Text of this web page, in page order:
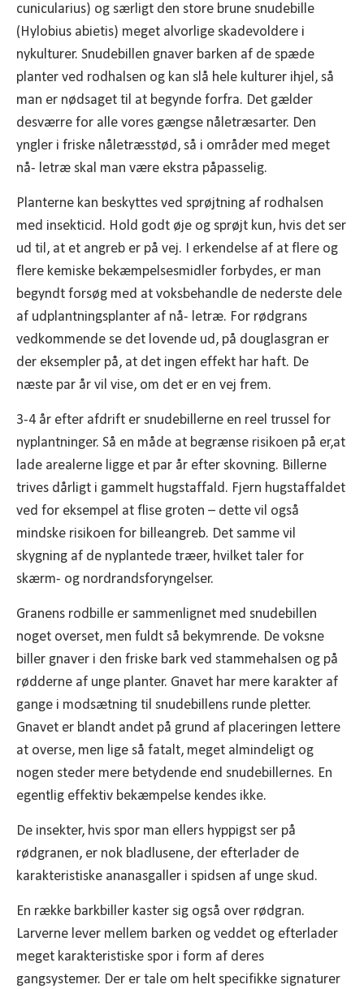
cunicularius) og særligt den store brune snudebille
(Hylobius abietis) meget alvorlige skadevoldere i
nykulturer. Snudebillen gnaver barken af de spæde
planter ved rodhalsen og kan slå hele kulturer ihjel, så
man er nødsaget til at begynde forfra. Det gælder
desværre for alle vores gængse nåletræsarter. Den
yngler i friske nåletræsstød, så i områder med meget
nå- letræ skal man være ekstra påpasselig.
Planterne kan beskyttes ved sprøjtning af rodhalsen
med insekticid. Hold godt øje og sprøjt kun, hvis det ser
ud til, at et angreb er på vej. I erkendelse af at flere og
flere kemiske bekæmpelsesmidler forbydes, er man
begyndt forsøg med at voksbehandle de nederste dele
af udplantningsplanter af nå- letræ. For rødgrans
vedkommende se det lovende ud, på douglasgran er
der eksempler på, at det ingen effekt har haft. De
næste par år vil vise, om det er en vej frem.
3-4 år efter afdrift er snudebillerne en reel trussel for
nyplantninger. Så en måde at begrænse risikoen på er,at
lade arealerne ligge et par år efter skovning. Billerne
trives dårligt i gammelt hugstaffald. Fjern hugstaffaldet
ved for eksempel at flise groten – dette vil også
mindske risikoen for billeangreb. Det samme vil
skygning af de nyplantede træer, hvilket taler for
skærm- og nordrandsforyngelser.
Granens rodbille er sammenlignet med snudebillen
noget overset, men fuldt så bekymrende. De voksne
biller gnaver i den friske bark ved stammehalsen og på
rødderne af unge planter. Gnavet har mere karakter af
gange i modsætning til snudebillens runde pletter.
Gnavet er blandt andet på grund af placeringen lettere
at overse, men lige så fatalt, meget almindeligt og
nogen steder mere betydende end snudebillernes. En
egentlig effektiv bekæmpelse kendes ikke.
De insekter, hvis spor man ellers hyppigst ser på
rødgranen, er nok bladlusene, der efterlader de
karakteristiske ananasgaller i spidsen af unge skud.
En række barkbiller kaster sig også over rødgran.
Larverne lever mellem barken og veddet og efterlader
meget karakteristiske spor i form af deres
gangsystemer. Der er tale om helt specifikke signaturer